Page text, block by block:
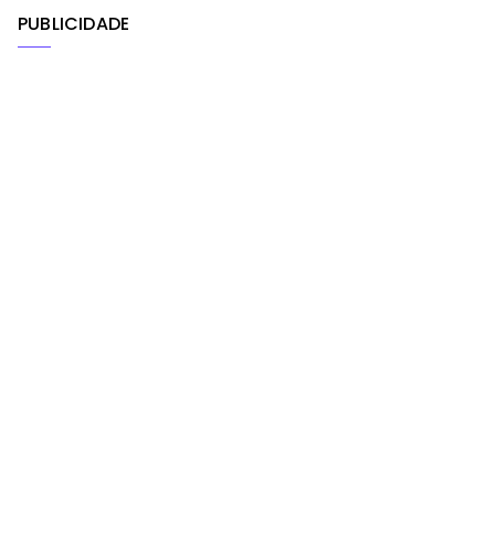
PUBLICIDADE